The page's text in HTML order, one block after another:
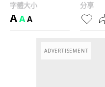
字體大小
AAA
分享
ADVERTISEMENT